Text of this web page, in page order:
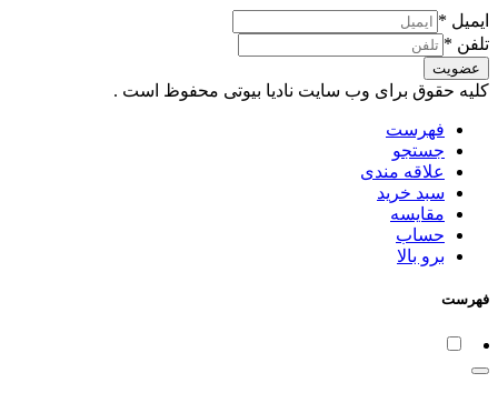
ایمیل *
تلفن *
عضویت
کلیه حقوق برای وب سایت نادیا بیوتی محفوظ است .
فهرست
جستجو
علاقه مندی
سبد خرید
مقایسه
حساب
برو بالا
فهرست